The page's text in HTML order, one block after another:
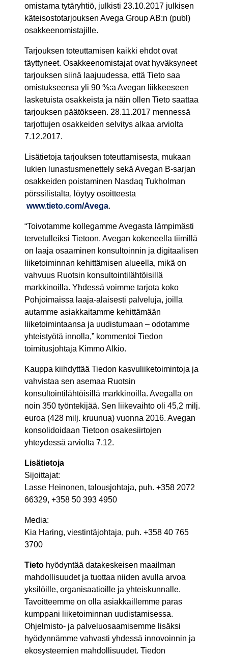
omistama tytäryhtiö, julkisti 23.10.2017 julkisen
käteisostotarjouksen Avega Group AB:n (publ)
osakkeenomistajille.
Tarjouksen toteuttamisen kaikki ehdot ovat
täyttyneet. Osakkeenomistajat ovat hyväksyneet
tarjouksen siinä laajuudessa, että Tieto saa
omistukseensa yli 90 %:a Avegan liikkeeseen
lasketuista osakkeista ja näin ollen Tieto saattaa
tarjouksen päätökseen. 28.11.2017 mennessä
tarjottujen osakkeiden selvitys alkaa arviolta
7.12.2017.
Lisätietoja tarjouksen toteuttamisesta, mukaan
lukien lunastusmenettely sekä Avegan B-sarjan
osakkeiden poistaminen Nasdaq Tukholman
pörssilistalta, löytyy osoitteesta
www.tieto.com/Avega.
“Toivotamme kollegamme Avegasta lämpimästi
tervetulleiksi Tietoon. Avegan kokeneella tiimillä
on laaja osaaminen konsultoinnin ja digitaalisen
liiketoiminnan kehittämisen alueella, mikä on
vahvuus Ruotsin konsultointilähtöisillä
markkinoilla. Yhdessä voimme tarjota koko
Pohjoimaissa laaja-alaisesti palveluja, joilla
autamme asiakkaitamme kehittämään
liiketoimintaansa ja uudistumaan – odotamme
yhteistyötä innolla,” kommentoi Tiedon
toimitusjohtaja Kimmo Alkio.
Kauppa kiihdyttää Tiedon kasvuliiketoimintoja ja
vahvistaa sen asemaa Ruotsin
konsultointilähtöisillä markkinoilla. Avegalla on
noin 350 työntekijää. Sen liikevaihto oli 45,2 milj.
euroa (428 milj. kruunua) vuonna 2016. Avegan
konsolidoidaan Tietoon osakesiirtojen
yhteydessä arviolta 7.12.
Lisätietoja
Sijoittajat:
Lasse Heinonen, talousjohtaja, puh. +358 2072
66329, +358 50 393 4950
Media:
Kia Haring, viestintäjohtaja, puh. +358 40 765
3700
Tieto hyödyntää datakeskeisen maailman
mahdollisuudet ja tuottaa niiden avulla arvoa
yksilöille, organisaatioille ja yhteiskunnalle.
Tavoitteemme on olla asiakkaillemme paras
kumppani liiketoiminnan uudistamisessa.
Ohjelmisto- ja palveluosaamisemme lisäksi
hyödynnämme vahvasti yhdessä innovoinnin ja
ekosysteemien mahdollisuudet. Tiedon